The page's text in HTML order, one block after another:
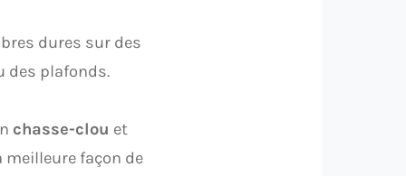
dures sur des
des plafonds.
chasse-clou et
meilleure façon de